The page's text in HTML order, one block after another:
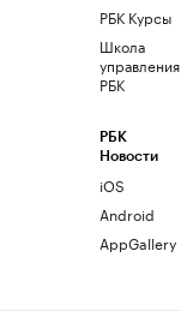
РБК Курсы
Школа
управления
РБК
РБК
Новости
iOS
Android
AppGallery